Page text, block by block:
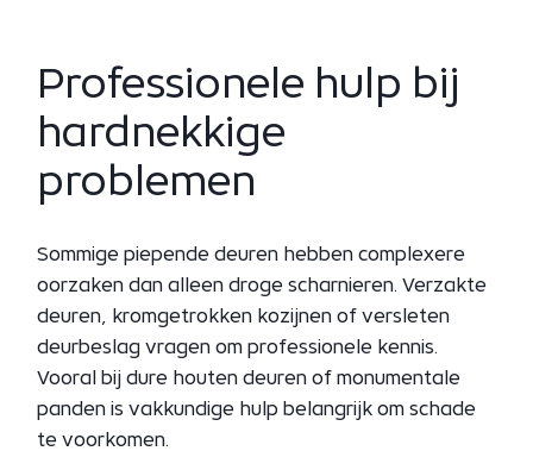
Professionele hulp bij
hardnekkige
problemen
Sommige piepende deuren hebben complexere
oorzaken dan alleen droge scharnieren. Verzakte
deuren, kromgetrokken kozijnen of versleten
deurbeslag vragen om professionele kennis.
Vooral bij dure houten deuren of monumentale
panden is vakkundige hulp belangrijk om schade
te voorkomen.